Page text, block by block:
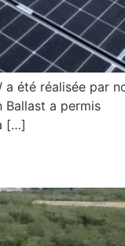
a été réalisée par
Ballast a permis
[…]